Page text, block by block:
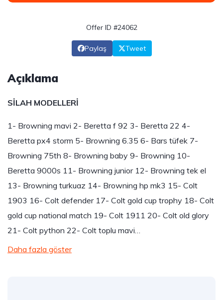
Offer ID #24062
Paylaş Tweet
Açıklama
SİLAH MODELLERİ
1- Browning mavi 2- Beretta f 92 3- Beretta 22 4-
Beretta px4 storm 5- Browning 6.35 6- Bars tüfek 7-
Browning 75th 8- Browning baby 9- Browning 10-
Beretta 9000s 11- Browning junior 12- Browning tek el
13- Browning turkuaz 14- Browning hp mk3 15- Colt
1903 16- Colt defender 17- Colt gold cup trophy 18- Colt
gold cup national match 19- Colt 1911 20- Colt old glory
21- Colt python 22- Colt toplu mavi…
Daha fazla göster